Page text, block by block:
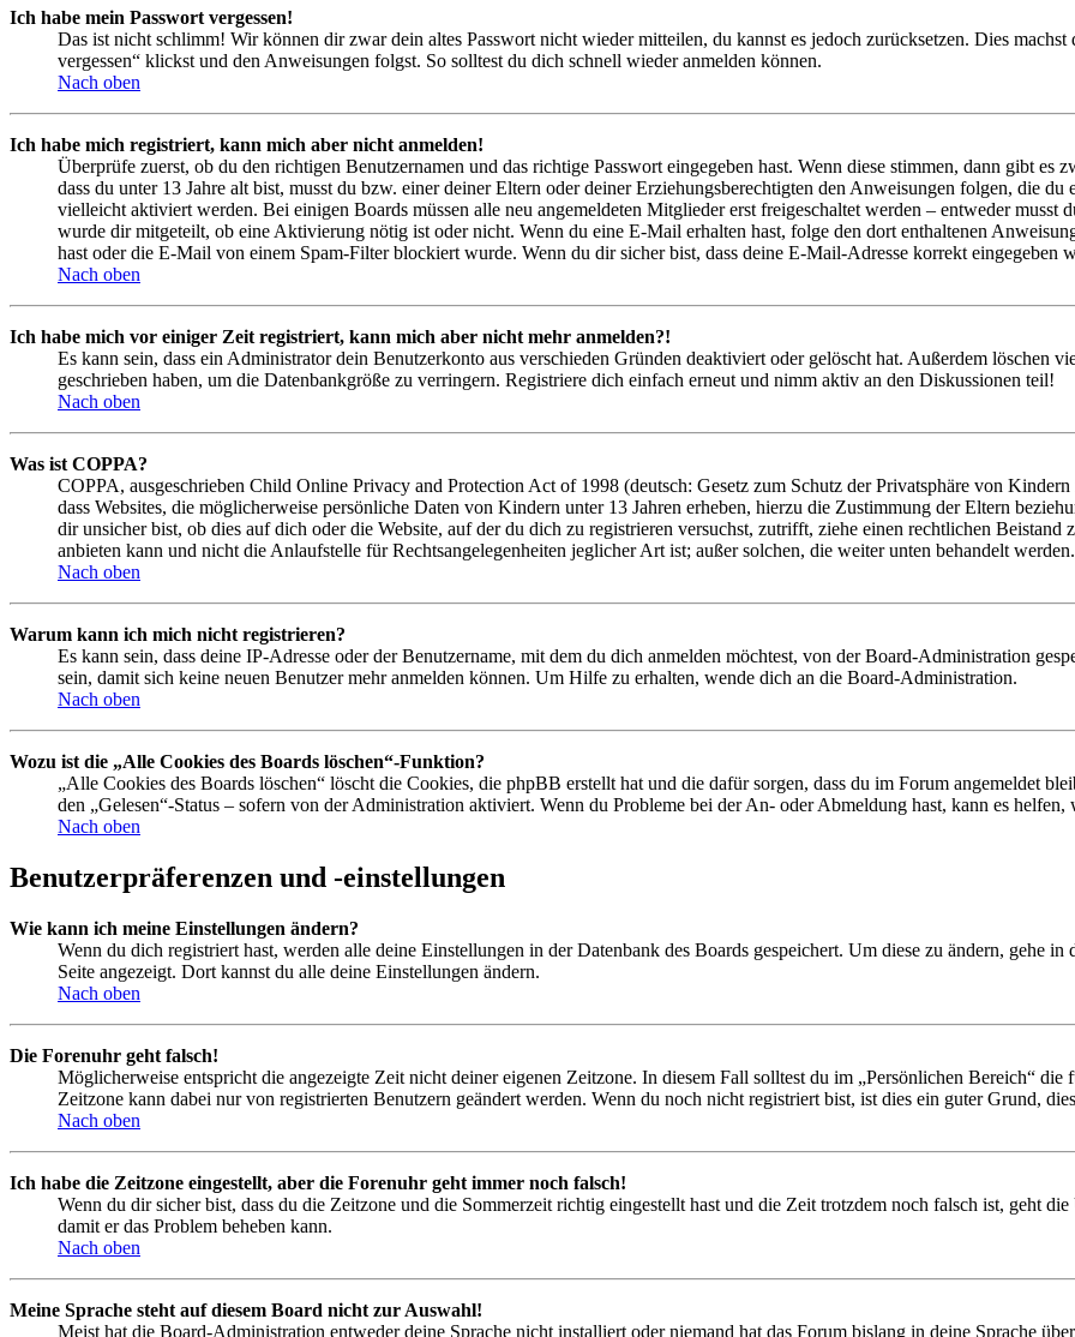
Ich habe mein Passwort vergessen!
Das ist nicht schlimm! Wir können dir zwar dein altes Passwort nicht wieder mitteilen, du kannst es jedoch zurücksetzen. Dies
vergessen“ klickst und den Anweisungen folgst. So solltest du dich schnell wieder anmelden können.
Nach oben
Ich habe mich registriert, kann mich aber nicht anmelden!
Überprüfe zuerst, ob du den richtigen Benutzernamen und das richtige Passwort eingegeben hast. Wenn diese stimmen, dann gibt es
dass du unter 13 Jahre alt bist, musst du bzw. einer deiner Eltern oder deiner Erziehungsberechtigten den Anweisungen folgen, die
vielleicht aktiviert werden. Bei einigen Boards müssen alle neu angemeldeten Mitglieder erst freigeschaltet werden – entweder musst
wurde dir mitgeteilt, ob eine Aktivierung nötig ist oder nicht. Wenn du eine E-Mail erhalten hast, folge den dort enthaltenen
hast oder die E-Mail von einem Spam-Filter blockiert wurde. Wenn du dir sicher bist, dass deine E-Mail-Adresse korrekt eingegeben
Nach oben
Ich habe mich vor einiger Zeit registriert, kann mich aber nicht mehr anmelden?!
Es kann sein, dass ein Administrator dein Benutzerkonto aus verschieden Gründen deaktiviert oder gelöscht hat. Außerdem löschen
geschrieben haben, um die Datenbankgröße zu verringern. Registriere dich einfach erneut und nimm aktiv an den Diskussionen teil!
Nach oben
Was ist COPPA?
COPPA, ausgeschrieben Child Online Privacy and Protection Act of 1998 (deutsch: Gesetz zum Schutz der Privatsphäre von
dass Websites, die möglicherweise persönliche Daten von Kindern unter 13 Jahren erheben, hierzu die Zustimmung der Eltern
dir unsicher bist, ob dies auf dich oder die Website, auf der du dich zu registrieren versuchst, zutrifft, ziehe einen rechtlichen Beistand
anbieten kann und nicht die Anlaufstelle für Rechtsangelegenheiten jeglicher Art ist; außer solchen, die weiter unten behandelt werden.
Nach oben
Warum kann ich mich nicht registrieren?
Es kann sein, dass deine IP-Adresse oder der Benutzername, mit dem du dich anmelden möchtest, von der Board-Administration
sein, damit sich keine neuen Benutzer mehr anmelden können. Um Hilfe zu erhalten, wende dich an die Board-Administration.
Nach oben
Wozu ist die „Alle Cookies des Boards löschen“-Funktion?
„Alle Cookies des Boards löschen“ löscht die Cookies, die phpBB erstellt hat und die dafür sorgen, dass du im Forum angemeldet
den „Gelesen“-Status – sofern von der Administration aktiviert. Wenn du Probleme bei der An- oder Abmeldung hast, kann es
Nach oben
Benutzerpräferenzen und -einstellungen
Wie kann ich meine Einstellungen ändern?
Wenn du dich registriert hast, werden alle deine Einstellungen in der Datenbank des Boards gespeichert. Um diese zu ändern, gehe
Seite angezeigt. Dort kannst du alle deine Einstellungen ändern.
Nach oben
Die Forenuhr geht falsch!
Möglicherweise entspricht die angezeigte Zeit nicht deiner eigenen Zeitzone. In diesem Fall solltest du im „Persönlichen Bereich“
Zeitzone kann dabei nur von registrierten Benutzern geändert werden. Wenn du noch nicht registriert bist, ist dies ein guter Grund,
Nach oben
Ich habe die Zeitzone eingestellt, aber die Forenuhr geht immer noch falsch!
Wenn du dir sicher bist, dass du die Zeitzone und die Sommerzeit richtig eingestellt hast und die Zeit trotzdem noch falsch ist, geht
damit er das Problem beheben kann.
Nach oben
Meine Sprache steht auf diesem Board nicht zur Auswahl!
Meist hat die Board-Administration entweder deine Sprache nicht installiert oder niemand hat das Forum bislang in deine Sprache